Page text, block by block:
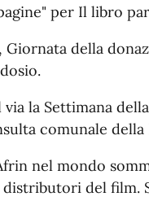
per Il libro
, Giornata della
via la Settimana
comunale della
nel mondo
distributori del film.